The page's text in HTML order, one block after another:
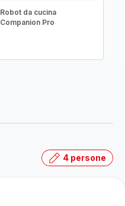
Robot da cucina
Companion Pro
4 persone